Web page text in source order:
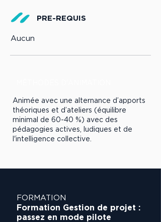
PRE-REQUIS
Aucun
Animée avec une alternance d’apports
théoriques et d’ateliers (équilibre
minimal de 60-40 %) avec des
pédagogies actives, ludiques et de
l'intelligence collective.
FORMATION
Formation Gestion de projet :
passez en mode pilote